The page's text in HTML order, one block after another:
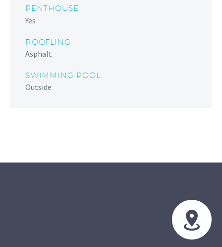
PENTHOUSE
Yes
ROOFLING
Asphalt
SWIMMING POOL
Outside

